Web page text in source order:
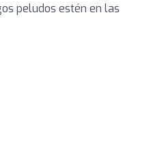
peludos estén en las